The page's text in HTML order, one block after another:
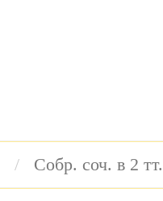
Собр. соч. в 2 тт.